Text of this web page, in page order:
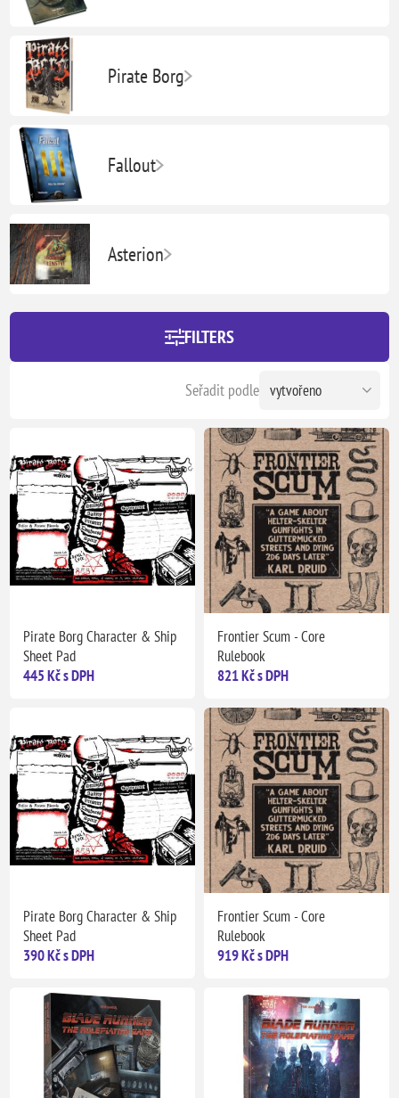
Pirate Borg
Fallout
Asterion
FILTERS
Seřadit podle
Pirate Borg Character & Ship
Sheet Pad
445 Kč s DPH
Frontier Scum - Core
Rulebook
821 Kč s DPH
Pirate Borg Character & Ship
Sheet Pad
390 Kč s DPH
Frontier Scum - Core
Rulebook
919 Kč s DPH